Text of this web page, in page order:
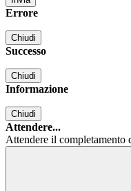
Errore
Chiudi
Successo
Chiudi
Informazione
Chiudi
Attendere...
Attendere il completamento